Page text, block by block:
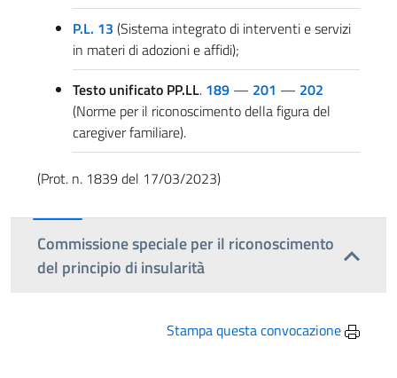
P.L. 13 (Sistema integrato di interventi e servizi
in materi di adozioni e affidi);
Testo unificato PP.LL. 189 — 201 — 202
(Norme per il riconoscimento della figura del
caregiver familiare).
(Prot. n. 1839 del 17/03/2023)
Commissione speciale per il riconoscimento
del principio di insularità
Stampa questa convocazione